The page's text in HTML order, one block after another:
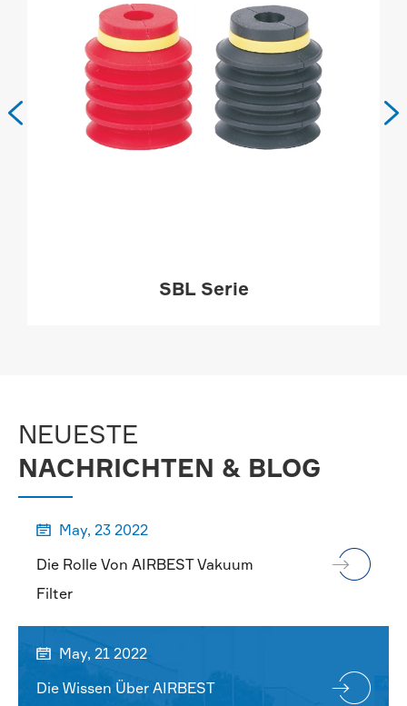
SBL Serie
 
NEUESTE
NACHRICHTEN & BLOG

May, 23 2022
Die Rolle Von AIRBEST Vakuum
Filter

May, 21 2022
Die Wissen Über AIRBEST